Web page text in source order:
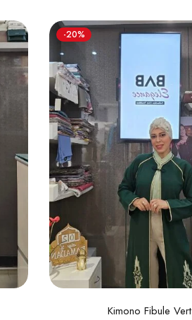
-20%
Choix des options
Kimono Fibule Vert